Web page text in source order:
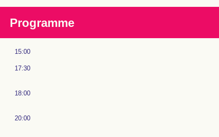
Programme
15:00
17:30
18:00
20:00